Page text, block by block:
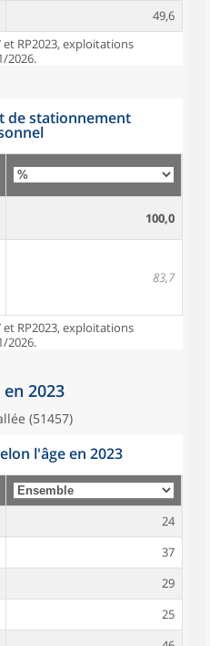
49,6
et RP2023, exploitations
2026.
de stationnement
100,0
83,7
et RP2023, exploitations
2026.
2023
(51457)
l'âge en 2023
24
37
29
25